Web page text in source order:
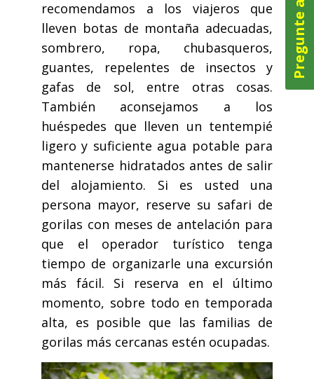
recomendamos a los viajeros que
lleven botas de montaña adecuadas,
sombrero, ropa, chubasqueros,
guantes, repelentes de insectos y
gafas de sol, entre otras cosas.
También aconsejamos a los
huéspedes que lleven un tentempié
ligero y suficiente agua potable para
mantenerse hidratados antes de salir
del alojamiento. Si es usted una
persona mayor, reserve su safari de
gorilas con meses de antelación para
que el operador turístico tenga
tiempo de organizarle una excursión
más fácil. Si reserva en el último
momento, sobre todo en temporada
alta, es posible que las familias de
gorilas más cercanas estén ocupadas.